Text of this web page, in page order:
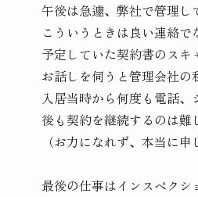
午後は急遽、弊社で管理し
こういうときは良い連絡で
予定していた契約書のスキ
お話しを伺うと管理会社の
入居当時から何度も電話
後も契約を継続するのは難
（お力になれず、本当に申
最後の仕事はインスペクシ